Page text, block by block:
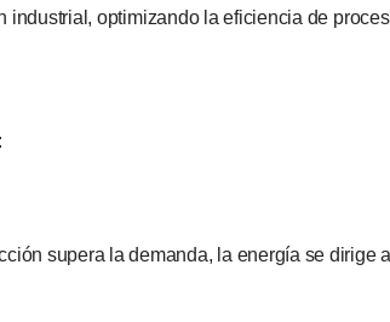
optimizando la eficiencia de
supera la demanda, la energía se dirige